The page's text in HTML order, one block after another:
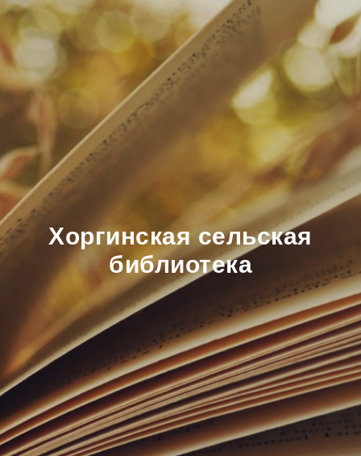
Хоргинская сельская
библиотека